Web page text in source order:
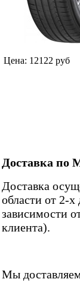
Цена: 12122 руб
Доставка по
Доставка
области от 2-х
зависимости
клиента).
Мы